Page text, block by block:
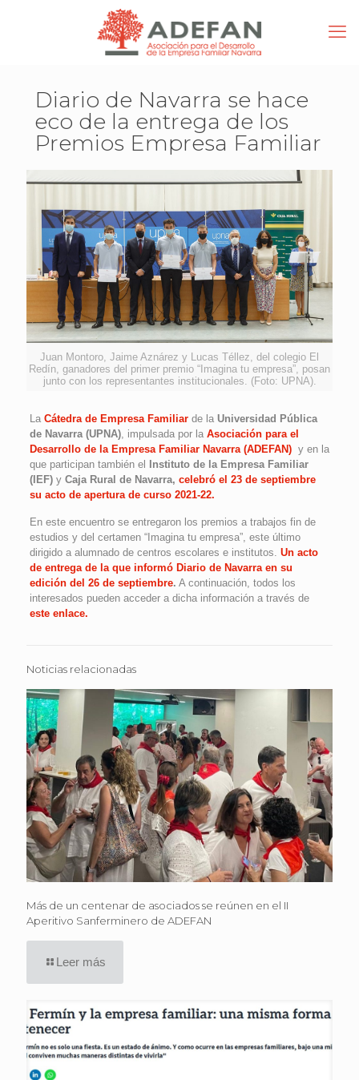
Diario de Navarra se hace
eco de la entrega de los
Premios Empresa Familiar
Juan Montoro, Jaime Aznárez y Lucas Téllez, del colegio El
Redín, ganadores del primer premio “Imagina tu empresa”, posan
junto con los representantes institucionales. (Foto: UPNA).
La Cátedra de Empresa Familiar de la Universidad Pública
de Navarra (UPNA), impulsada por la Asociación para el
Desarrollo de la Empresa Familiar Navarra (ADEFAN)y en la
que participan también el
Instituto de la Empresa Familiar
(IEF)y Caja Rural de Navarra, celebró el 23 de septiembre
su acto de apertura de curso 2021-22.
En este encuentro se entregaron los premios a trabajos fin de
estudios y del certamen “Imagina tu empresa”, este último
dirigido a alumnado de centros escolares e institutos. Un acto
de entrega de la que informó Diario de Navarra en su
edición del 26 de septiembre. A continuación, todos los
interesados pueden acceder a dicha información a través de
este enlace.
Noticias relacionadas
Más de un centenar de asociados se reúnen en el II
Aperitivo Sanferminero de ADEFAN
Leer más